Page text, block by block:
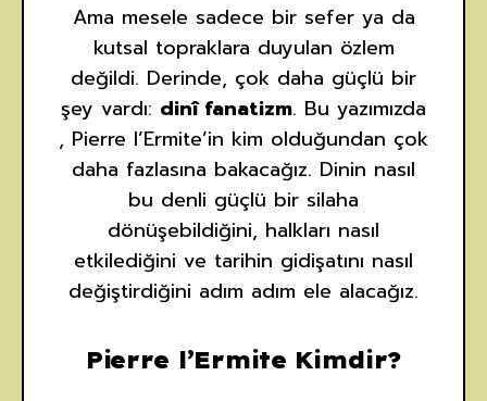
Ama mesele sadece bir sefer ya da
kutsal topraklara duyulan özlem
değildi. Derinde, çok daha güçlü bir
şey vardı: dinî fanatizm. Bu yazımızda
, Pierre l’Ermite’in kim olduğundan çok
daha fazlasına bakacağız. Dinin nasıl
bu denli güçlü bir silaha
dönüşebildiğini, halkları nasıl
etkilediğini ve tarihin gidişatını nasıl
değiştirdiğini adım adım ele alacağız.
Pierre l’Ermite Kimdir?